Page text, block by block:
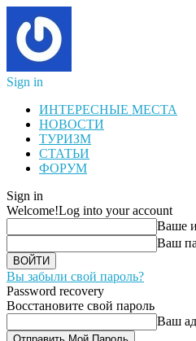
Sign in
ИНТЕРЕСНЫЕ МЕСТА
НОВОСТИ
ТУРИЗМ
СТАТЬИ
ФОРУМ
Sign in
Welcome!Log into your account
Ваше
Ваш
Вы забыли свой пароль?
Password recovery
Восстановите свой пароль
Ваш